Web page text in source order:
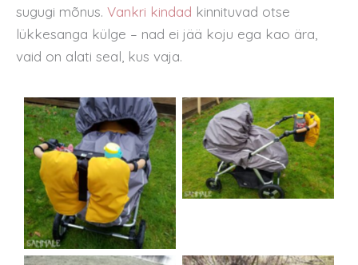
sugugi mõnus. Vankri kindad kinnituvad otse
lükkesanga külge – nad ei jää koju ega kao ära,
vaid on alati seal, kus vaja.